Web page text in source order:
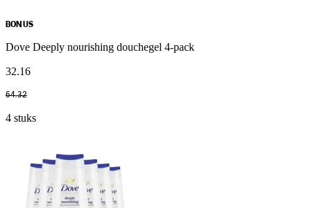
BONUS
Dove Deeply nourishing douchegel 4-pack
32.16
64.32
4 stuks